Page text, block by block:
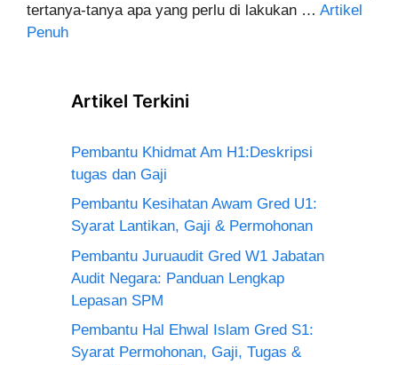
tertanya-tanya apa yang perlu di lakukan … Artikel
Penuh
Artikel Terkini
Pembantu Khidmat Am H1:Deskripsi
tugas dan Gaji
Pembantu Kesihatan Awam Gred U1:
Syarat Lantikan, Gaji & Permohonan
Pembantu Juruaudit Gred W1 Jabatan
Audit Negara: Panduan Lengkap
Lepasan SPM
Pembantu Hal Ehwal Islam Gred S1:
Syarat Permohonan, Gaji, Tugas &